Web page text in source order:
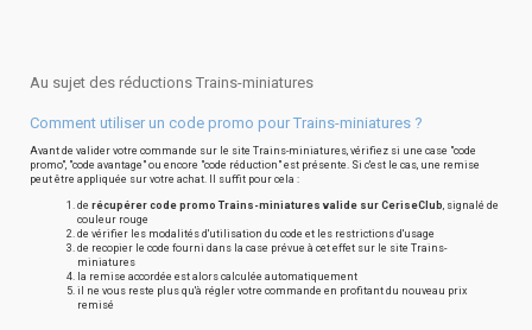
Au sujet des réductions Trains-miniatures
Comment utiliser un code promo pour Trains-miniatures ?
Avant de valider votre commande sur le site Trains-miniatures, vérifiez si une case "code
promo", "code avantage" ou encore "code réduction" est présente. Si c'est le cas, une remise
peut être appliquée sur votre achat. Il suffit pour cela :
de récupérer code promo Trains-miniatures valide sur CeriseClub, signalé de
couleur rouge
de vérifier les modalités d'utilisation du code et les restrictions d'usage
de recopier le code fourni dans la case prévue à cet effet sur le site Trains-
miniatures
la remise accordée est alors calculée automatiquement
il ne vous reste plus qu'à régler votre commande en profitant du nouveau prix
remisé